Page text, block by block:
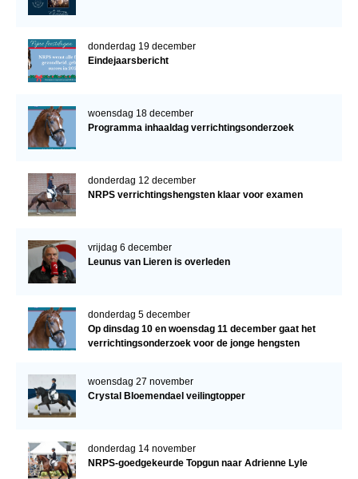
donderdag 19 december
Eindejaarsbericht
woensdag 18 december
Programma inhaaldag verrichtingsonderzoek
donderdag 12 december
NRPS verrichtingshengsten klaar voor examen
vrijdag 6 december
Leunus van Lieren is overleden
donderdag 5 december
Op dinsdag 10 en woensdag 11 december gaat het
verrichtingsonderzoek voor de jonge hengsten
woensdag 27 november
Crystal Bloemendael veilingtopper
donderdag 14 november
NRPS-goedgekeurde Topgun naar Adrienne Lyle